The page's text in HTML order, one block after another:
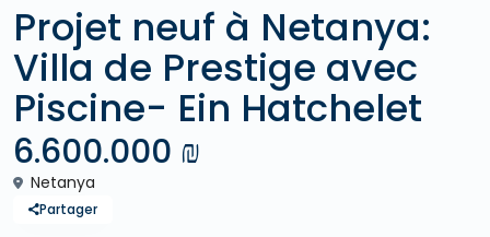
Projet neuf à Netanya:
Villa de Prestige avec
Piscine- Ein Hatchelet
6.600.000 ₪
Netanya
Partager